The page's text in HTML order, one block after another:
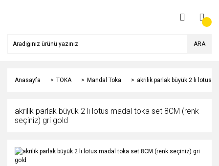
ARA
Anasayfa TOKA Mandal Toka akrilik parlak büyük 2 lı lotus
akrilik parlak büyük 2 lı lotus madal toka set 8CM (renk
seçiniz) gri gold